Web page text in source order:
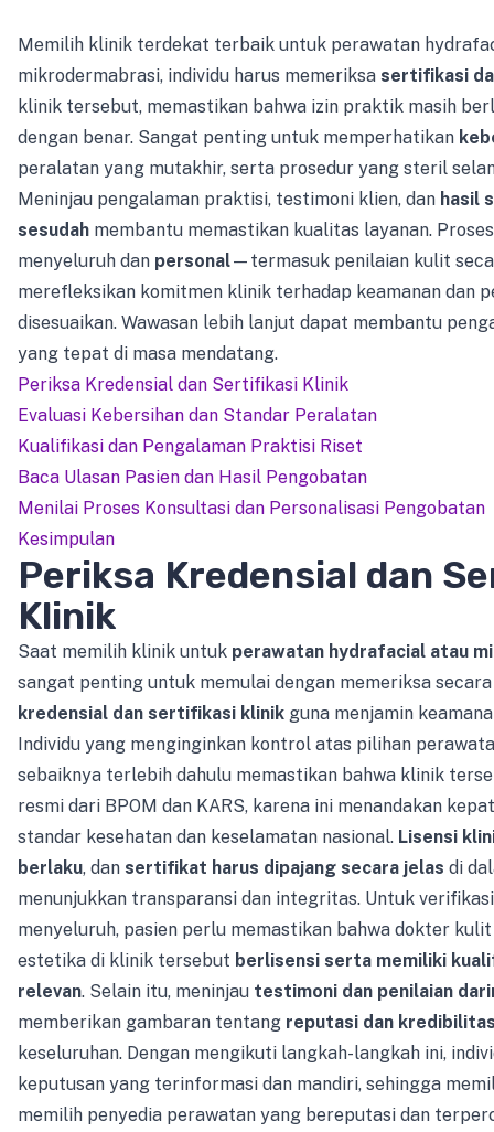
Memilih klinik terdekat terbaik untuk perawatan
mikrodermabrasi, individu harus memeriksa sertifikasi
klinik tersebut, memastikan bahwa izin praktik masih
dengan benar. Sangat penting untuk memperhatikan
peralatan yang mutakhir, serta prosedur yang steril
Meninjau pengalaman praktisi, testimoni klien, dan hasil
sesudah membantu memastikan kualitas layanan.
menyeluruh dan personal—termasuk penilaian kulit
merefleksikan komitmen klinik terhadap keamanan dan
disesuaikan. Wawasan lebih lanjut dapat membantu
yang tepat di masa mendatang.
Periksa Kredensial dan Sertifikasi Klinik
Evaluasi Kebersihan dan Standar Peralatan
Kualifikasi dan Pengalaman Praktisi Riset
Baca Ulasan Pasien dan Hasil Pengobatan
Menilai Proses Konsultasi dan Personalisasi Pengobatan
Kesimpulan
Periksa Kredensial dan
Klinik
Saat memilih klinik untuk perawatan hydrafacial atau
sangat penting untuk memulai dengan memeriksa
kredensial dan sertifikasi klinik guna menjamin
Individu yang menginginkan kontrol atas pilihan
sebaiknya terlebih dahulu memastikan bahwa klinik
resmi dari BPOM dan KARS, karena ini menandakan
standar kesehatan dan keselamatan nasional. Lisensi
berlaku, dan sertifikat harus dipajang secara jelas di
menunjukkan transparansi dan integritas. Untuk
menyeluruh, pasien perlu memastikan bahwa dokter
estetika di klinik tersebut berlisensi serta memiliki
relevan. Selain itu, meninjau testimoni dan penilaian
memberikan gambaran tentang reputasi dan
keseluruhan. Dengan mengikuti langkah-langkah ini,
keputusan yang terinformasi dan mandiri, sehingga
memilih penyedia perawatan yang bereputasi dan